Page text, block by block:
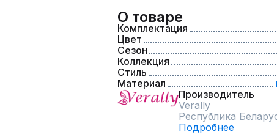
О товаре
Комплектация
Цвет
Сезон
Коллекция
Стиль
Материал
Производитель
Verally
Республика
Подробнее